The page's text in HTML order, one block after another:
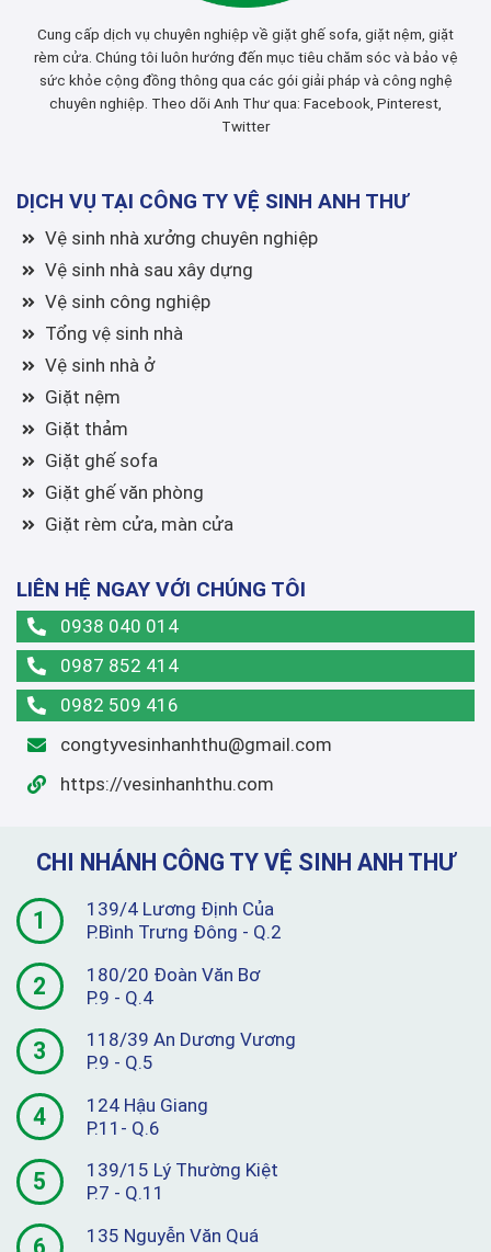
Cung cấp dịch vụ chuyên nghiệp về giặt ghế sofa, giặt nệm, giặt
rèm cửa. Chúng tôi luôn hướng đến mục tiêu chăm sóc và bảo vệ
sức khỏe cộng đồng thông qua các gói giải pháp và công nghệ
chuyên nghiệp. Theo dõi Anh Thư qua: Facebook Pinterest
Twitter
DỊCH VỤ TẠI CÔNG TY VỆ SINH ANH THƯ
Vệ sinh nhà xưởng chuyên nghiệp
Vệ sinh nhà sau xây dựng
Vệ sinh công nghiệp
Tổng vệ sinh nhà
Vệ sinh nhà ở
Giặt nệm
Giặt thảm
Giặt ghế sofa
Giặt ghế văn phòng
Giặt rèm cửa, màn cửa
LIÊN HỆ NGAY VỚI CHÚNG TÔI
0938 040 014
0987 852 414
0982 509 416
congtyvesinhanhthu@gmail.com
https://vesinhanhthu.com
CHI NHÁNH CÔNG TY VỆ SINH ANH THƯ
1
139/4 Lương Định Của
P.Bình Trưng Đông - Q.2
2
180/20 Đoàn Văn Bơ
P.9 - Q.4
3
118/39 An Dương Vương
P.9 - Q.5
4
124 Hậu Giang
P.11- Q.6
5
139/15 Lý Thường Kiệt
P.7 - Q.11
135 Nguyễn Văn Quá